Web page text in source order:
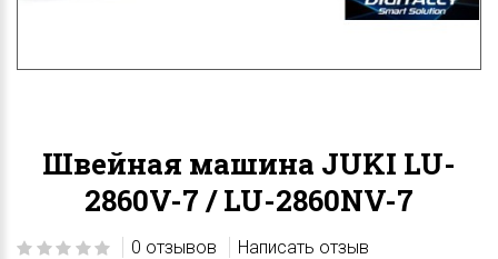
Швейная машина JUKI LU-
2860V-7 / LU-2860NV-7
0 отзывов
Написать отзыв